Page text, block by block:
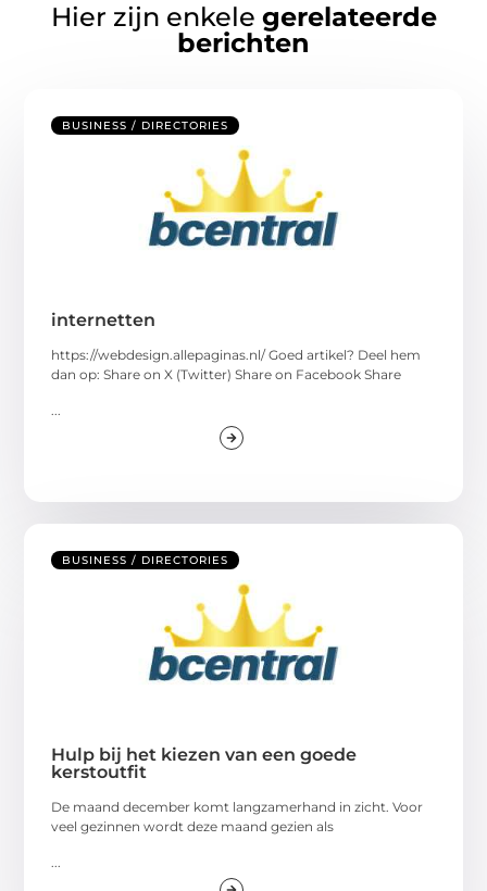
Hier zijn enkele gerelateerde
berichten
BUSINESS / DIRECTORIES
internetten
https://webdesign.allepaginas.nl/ Goed artikel? Deel hem
dan op: Share on X (Twitter) Share on Facebook Share
BUSINESS / DIRECTORIES
Hulp bij het kiezen van een goede
kerstoutfit
De maand december komt langzamerhand in zicht. Voor
veel gezinnen wordt deze maand gezien als